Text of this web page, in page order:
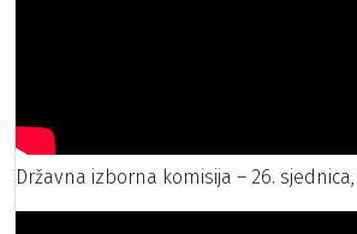
Državna izborna komisija – 26. sjednica,